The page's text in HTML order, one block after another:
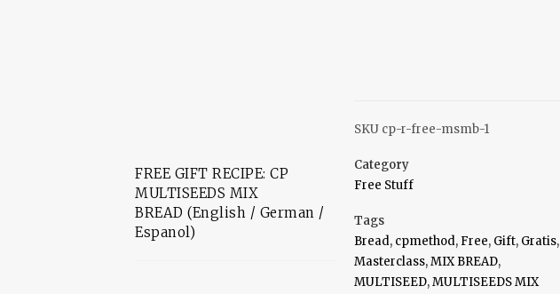
FREE GIFT RECIPE: CP
MULTISEEDS MIX
BREAD (English / German /
Espanol)
SKU cp-r-free-msmb-1
Category
Free Stuff
Tags
Bread, cpmethod, Free, Gift, Gratis,
Masterclass,MIX BREAD,
MULTISEED,MULTISEEDS MIX